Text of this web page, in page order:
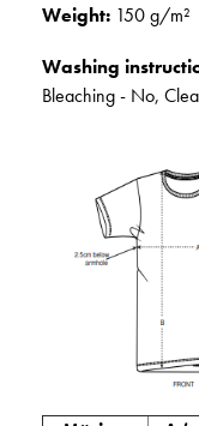
Weight: 150 g/m²
Washing
Bleaching - No,